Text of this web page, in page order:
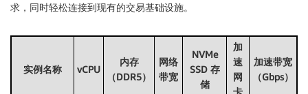
求，同时轻松连接到现有的交易基础设施。
实例名称 vCPU
内存
（DDR5）
网络
带宽
NVMe
SSD 存
储
加
速
网
卡
加速带宽
（Gbps）